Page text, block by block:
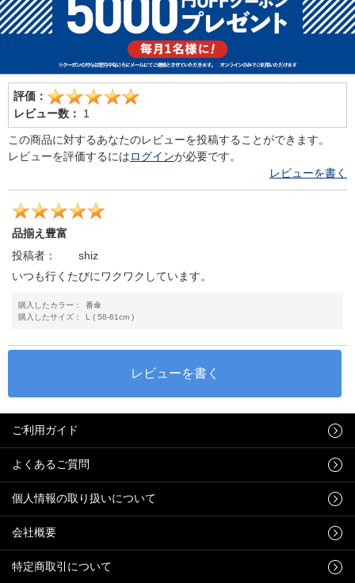
評価：
レビュー数：
1
この商品に対するあなたのレビューを投稿することができます。
レビューを評価するにはログインが必要です。
レビューを書く
品揃え豊富
投稿者：
shiz
いつも行くたびにワクワクしています。
購入したカラー：
番傘
購入したサイズ：
L ( 58-61cm )
ご利用ガイド
よくあるご質問
個人情報の取り扱いについて
会社概要
特定商取引について